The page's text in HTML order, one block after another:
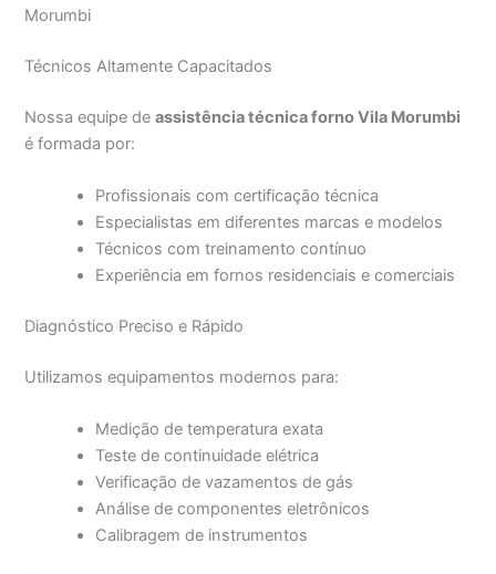
Morumbi
Técnicos Altamente Capacitados
Nossa equipe deassistência técnica forno Vila Morumbi
é formada por:
Profissionais com certificação técnica
Especialistas em diferentes marcas e modelos
Técnicos com treinamento contínuo
Experiência em fornos residenciais e comerciais
Diagnóstico Preciso e Rápido
Utilizamos equipamentos modernos para:
Medição de temperatura exata
Teste de continuidade elétrica
Verificação de vazamentos de gás
Análise de componentes eletrônicos
Calibragem de instrumentos